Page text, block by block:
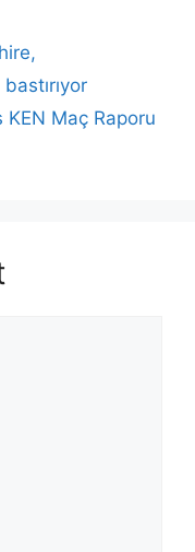
Maç Raporu